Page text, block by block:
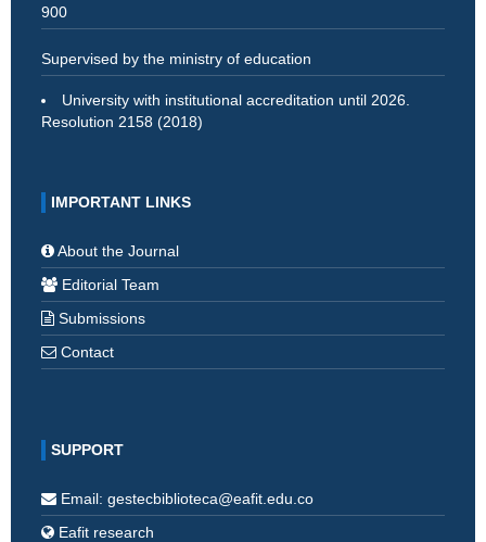
900
Supervised by the ministry of education
University with institutional accreditation until 2026.
Resolution 2158 (2018)
IMPORTANT LINKS
About the Journal
Editorial Team
Submissions
Contact
SUPPORT
Email: gestecbiblioteca@eafit.edu.co
Eafit research